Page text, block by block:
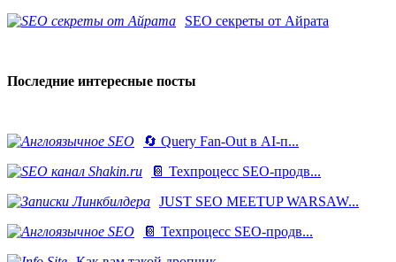
SEO секреты от Айрата
Последние интересные посты
🔄 Query Fan-Out в AI-п...
📔 Техпроцесс SEO-продв...
JUST SEO MEETUP WARSAW...
📔 Техпроцесс SEO-продв...